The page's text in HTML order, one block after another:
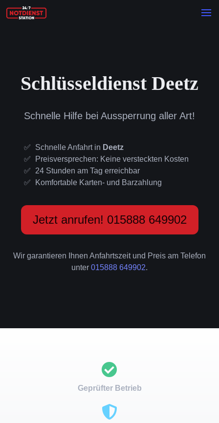
Schlüsseldienst Deetz
Schnelle Hilfe bei Aussperrung aller Art!
Schnelle Anfahrt in Deetz
Preisversprechen: Keine versteckten Kosten
24 Stunden am Tag erreichbar
Komfortable Karten- und Barzahlung
Jetzt anrufen! 015888 649902
Wir garantieren Ihnen Anfahrtszeit und Preis am Telefon
unter 015888 649902.
Geprüfter Betrieb